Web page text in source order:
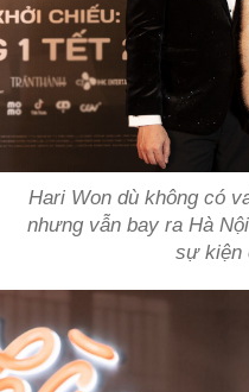
Hari Won dù không có
nhưng vẫn bay ra Hà
sự kiện